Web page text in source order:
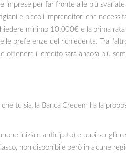
imprese per far fronte alle più svariate
e piccoli imprenditori che
minimo 10.000€ e la prima rata
preferenze del richiedente. Tra
ottenere il credito sarà ancora più
tu sia, la Banca Credem ha la
iniziale anticipato) e puoi scegliere
non disponibile però in alcune